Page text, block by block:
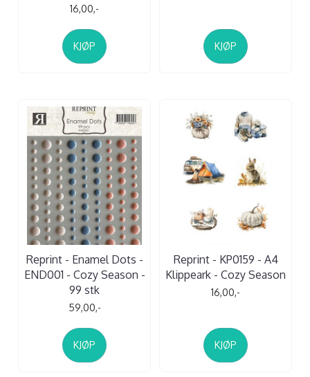
16,00,-
KJØP KJØP
Reprint - Enamel Dots -
END001 - Cozy Season -
99 stk
59,00,-
KJØP
Reprint - KP0159 - A4
Klippeark - Cozy Season
16,00,-
KJØP